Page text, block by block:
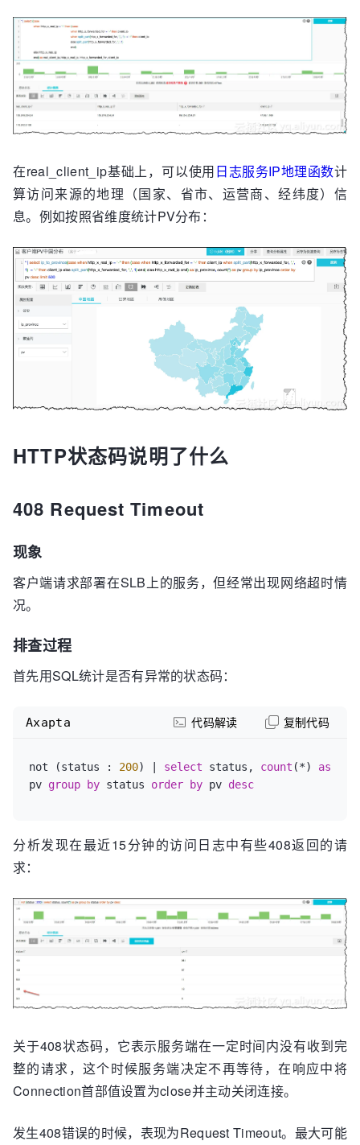
在real_client_ip基础上，可以使用日志服务IP地理函数计
算访问来源的地理（国家、省市、运营商、经纬度）信
息。例如按照省维度统计PV分布：
HTTP状态码说明了什么
408 Request Timeout
现象
客户端请求部署在SLB上的服务，但经常出现网络超时情
况。
排查过程
首先用SQL统计是否有异常的状态码：
not (status : 200) | select status, count (*) as
pv group by status order by pv desc
Axapta 代码解读 复制代码
分析发现在最近15分钟的访问日志中有些408返回的请
求：
关于408状态码，它表示服务端在一定时间内没有收到完
整的请求，这个时候服务端决定不再等待，在响应中将
Connection首部值设置为close并主动关闭连接。
发生408错误的时候，表现为Request Timeout。最大可能